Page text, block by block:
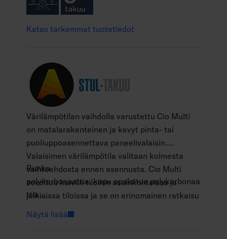
Katso tarkemmat tuotetiedot
Värilämpötilan vaihdolla varustettu Cio Multi
on matalarakenteinen ja kevyt pinta- tai
puoliuppoasennettava paneelivalaisin.
Valaisimen värilämpötila valitaan kolmesta
vaihtoehdosta ennen asennusta. Cio Multi
soveltuu kuiviin tiloihin asuinkohteissa ja
julkisissa tiloissa ja se on erinomainen ratkaisu
erityisesti saneerauskohteissa. Cio Multi -
mallien etuna on säädettävä jousikiinnike, jolla
Runko
polykarbonaattia, kupu opaloitua polykarbonaa
ttia.
Suojausluokka II.
Näytä lisää